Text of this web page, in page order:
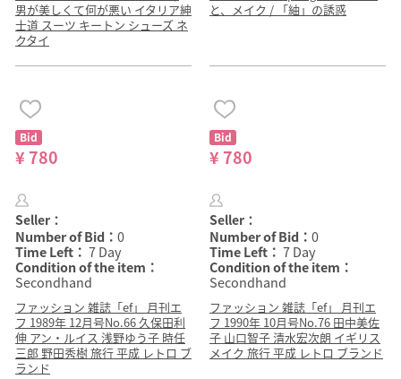
男が美しくて何が悪い イタリア紳
士道 スーツ キートン シューズ ネ
クタイ
と、メイク / 「紬」の誘惑
Bid
¥ 780
Seller：
Number of Bid： 0
Time Left： 7 Day
Condition of the item：
Secondhand
ファッション 雑誌「ef」 月刊エ
フ 1989年 12月号No.66 久保田利
伸 アン・ルイス 浅野ゆう子 時任
三郎 野田秀樹 旅行 平成 レトロ ブ
ランド
Bid
¥ 780
Seller：
Number of Bid： 0
Time Left： 7 Day
Condition of the item：
Secondhand
ファッション 雑誌「ef」 月刊エ
フ 1990年 10月号No.76 田中美佐
子 山口智子 清水宏次朗 イギリス
メイク 旅行 平成 レトロ ブランド